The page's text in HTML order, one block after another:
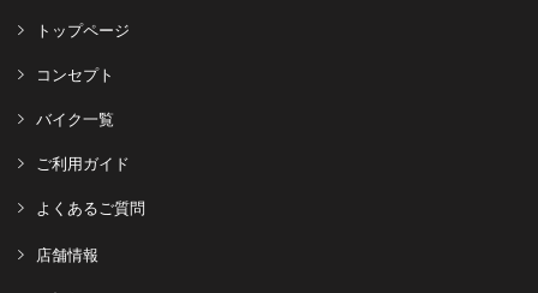
トップページ
コンセプト
バイク一覧
ご利用ガイド
よくあるご質問
店舗情報